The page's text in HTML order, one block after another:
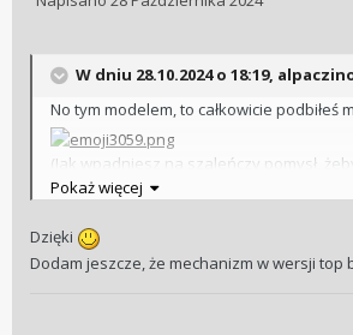
W dniu 28.10.2024 o 18:19,
No tym modelem, to całkowicie podbiłeś
(Jak wpadniesz na szaleńczy pomysł,
ja jestem pierwszy w kolejce. 🫣
Pokaż więcej
Dzięki
Dodam jeszcze, że mechanizm w wersji top